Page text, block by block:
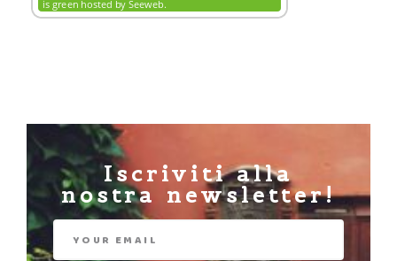
Iscriviti alla
nostra newsletter!